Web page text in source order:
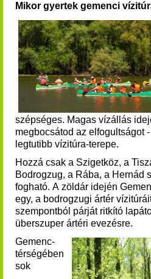
Mikor gyertek gemenci
szépséges. Magas vízállás
megbocsátod az elfogultságot
legtutibb vízitúra-terepe.
Hozzá csak a Szigetköz, a
Bodrogzug, a Rába, a Hernád
fogható. A zöldár idején
egy, a bodrogzugi ártér
szempontból párját ritkító
überszuper ártéri evezésre.
Gemenc-
térségében
sok